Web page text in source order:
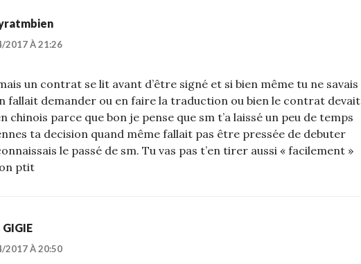
2017 À 21:26
un contrat se lit avant d’être signé et si bien même tu ne savais
fallait demander ou en faire la traduction ou bien le contrat devait
chinois parce que bon je pense que sm t’a laissé un peu de temps
ta decision quand même fallait pas être pressée de debuter
le passé de sm. Tu vas pas t’en tirer aussi « facilement »
ptit
2017 À 20:50